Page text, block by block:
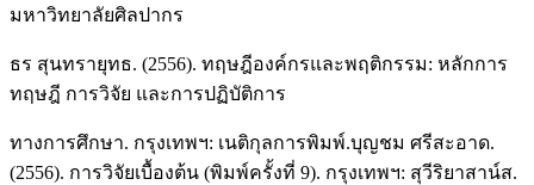
มหาวิทยาลัยศิลปากร
ธร สุนทรายุทธ. (2556). ทฤษฎีองค์กรและพฤติกรรม: หลักการ
ทฤษฎี การวิจัย และการปฏิบัติการ
ทางการศึกษา. กรุงเทพฯ: เนติกุลการพิมพ์.บุญชม ศรีสะอาด.
(2556). การวิจัยเบื้องต้น (พิมพ์ครั้งที่ 9). กรุงเทพฯ: สุวีริยาสาน์ส.